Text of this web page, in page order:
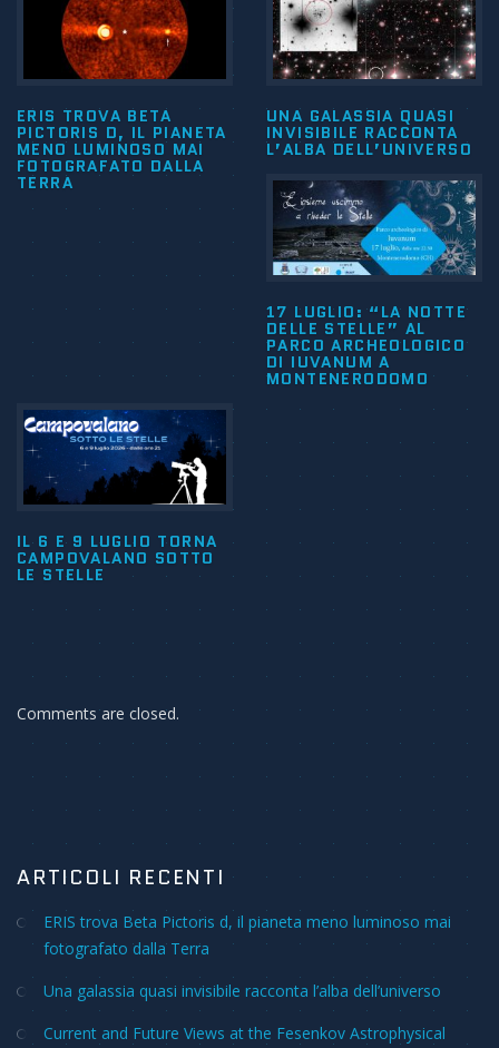
ERIS TROVA BETA
PICTORIS D, IL PIANETA
MENO LUMINOSO MAI
FOTOGRAFATO DALLA
TERRA
UNA GALASSIA QUASI
INVISIBILE RACCONTA
L’ALBA DELL’UNIVERSO
17 LUGLIO: “LA NOTTE
DELLE STELLE” AL
PARCO ARCHEOLOGICO
DI IUVANUM A
MONTENERODOMO
IL 6 E 9 LUGLIO TORNA
CAMPOVALANO SOTTO
LE STELLE
Comments are closed.
ARTICOLI RECENTI
ERIS trova Beta Pictoris d, il pianeta meno luminoso mai
fotografato dalla Terra
Una galassia quasi invisibile racconta l’alba dell’universo
Current and Future Views at the Fesenkov Astrophysical